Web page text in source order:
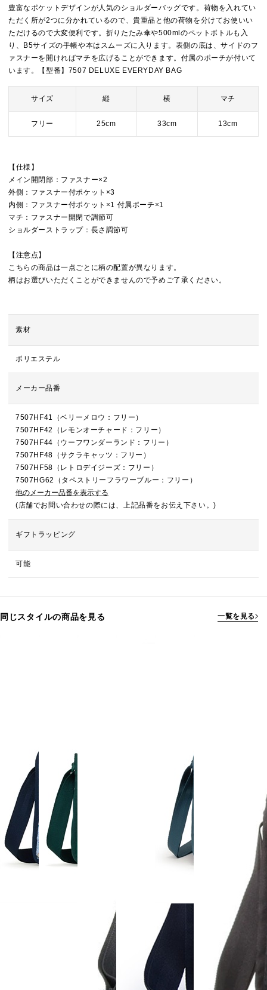
豊富なポケットデザインが人気のショルダーバッグです。荷物を入れてい
ただく所が2つに分かれているので、貴重品と他の荷物を分けてお使いい
ただけるので大変便利です。折りたたみ傘や500mlのペットボトルも入
り、B5サイズの手帳や本はスムーズに入ります。表側の底は、サイドのフ
ァスナーを開ければマチを広げることができます。付属のポーチが付いて
います。【型番】7507 DELUXE EVERYDAY BAG
サイズ 縦 横 マチ
フリー 25cm 33cm 13cm
【仕様】
メイン開閉部：ファスナー×2
外側：ファスナー付ポケット×3
内側：ファスナー付ポケット×1 付属ポーチ×1
マチ：ファスナー開閉で調節可
ショルダーストラップ：長さ調節可
【注意点】
こちらの商品は一点ごとに柄の配置が異なります。
柄はお選びいただくことができませんので予めご了承ください。
素材
ポリエステル
メーカー品番
7507HF41（ベリーメロウ：フリー）
7507HF42（レモンオーチャード：フリー）
7507HF44（ウーフワンダーランド：フリー）
7507HF48（サクラキャッツ：フリー）
7507HF58（レトロデイジーズ：フリー）
7507HG62（タペストリーフラワーブルー：フリー）
他のメーカー品番を表示する
(店舗でお問い合わせの際には、上記品番をお伝え下さい。)
ギフトラッピング
可能
同じスタイルの商品を見る 一覧を見る